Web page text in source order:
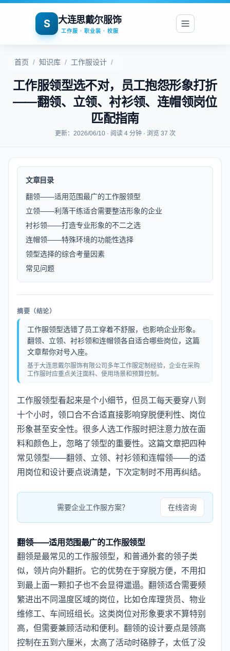
S 大连思戴尔服饰
工作服 · 职业装 · 校服
首页 / 知识库 / 工作服设计 /
工作服领型选不对，员工抱怨形象打折
——翻领、立领、衬衫领、连帽领岗位
匹配指南
更新：2026/06/10 · 阅读 4 分钟 · 浏览 37 次
文章目录
翻领——适用范围最广的工作服领型
立领——利落干练适合需要整洁形象的企业
衬衫领——打造专业形象的不二之选
连帽领——特殊环境的功能性选择
领型选择的综合考量因素
常见问题
摘要（结论）
工作服领型选错了员工穿着不舒服，也影响企业形象。
翻领、立领、衬衫领和连帽领各自适合哪些岗位，这篇
文章帮你对号入座。
基于大连思戴尔服饰有限公司多年工作服定制经验，企业在采购
工作服时应重点关注面料、使用场景和预算控制。
工作服领型看起来是个小细节，但员工每天要穿八到
十个小时，领口合不合适直接影响穿脱便利性、岗位
形象甚至安全性。很多人选工作服时把注意力放在面
料和颜色上，忽略了领型的重要性。这篇文章把四种
常见领型——翻领、立领、衬衫领和连帽领——的适
用岗位和设计要点说清楚，下次定制时不用再纠结。
需要企业工作服方案？ 在线咨询
翻领——适用范围最广的工作服领型
翻领是最常见的工作服领型，和普通外套的领子类
似，领片向外翻折。它的优势在于穿脱方便，不用扣
到最上面一颗扣子也不会显得邋遢。翻领适合需要频
繁进出不同温度区域的岗位，比如仓库理货员、物业
维修工、车间班组长。这类岗位对形象要求不算特别
高，但需要兼顾活动和便利。翻领的设计要点是领高
控制在五到六厘米，太高了活动时硌脖子，太低了没